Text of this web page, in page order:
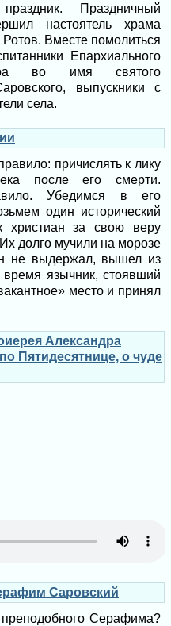
Праздничный
настоятель храма
Вместе помолиться
Епархиального
во имя святого
выпускники с
села.
причислять к лику
после его смерти.
Убедимся в его
один исторический
христиан за свою веру
долго мучили на морозе
не выдержал, вышел из
язычник, стоявший
место и принял
Александра
Пятидесятнице, о чуде
Саровский
Серафима?